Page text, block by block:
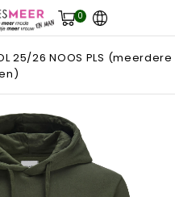
0
25/26 NOOS PLS (meerdere